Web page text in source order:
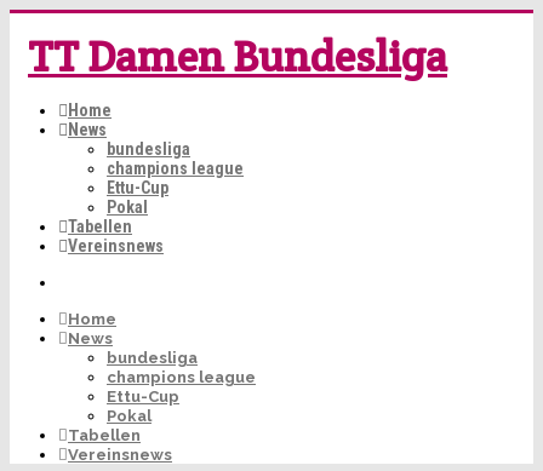
TT Damen Bundesliga
Home
News
bundesliga
champions league
Ettu-Cup
Pokal
Tabellen
Vereinsnews
Home
News
bundesliga
champions league
Ettu-Cup
Pokal
Tabellen
Vereinsnews